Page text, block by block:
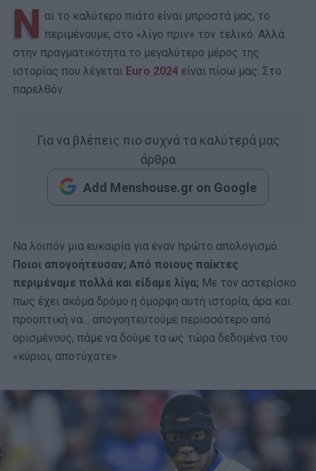
Ν αι το καλύτερο πιάτο είναι μπροστά μας, το
περιμένουμε, στο «λίγο πριν» τον τελικό. Αλλά
στην πραγματικότητα το μεγαλύτερο μέρος της
ιστορίας που λέγεται Euro 2024 είναι πίσω μας. Στο
παρελθόν.
Για να βλέπεις πιο συχνά τα καλύτερά μας
άρθρα
Add Menshouse.gr on Google
Να λοιπόν μια ευκαιρία για έναν πρώτο απολογισμό.
Ποιοι απογοήτευσαν; Από ποιους παίκτες
περιμέναμε πολλά και είδαμε λίγα; Με τον αστερίσκο
πως έχει ακόμα δρόμο η όμορφη αυτή ιστορία, άρα και
προοπτική να… απογοητευτούμε περισσότερο από
ορισμένους, πάμε να δούμε τα ως τώρα δεδομένα του
«κύριοι, αποτύχατε»